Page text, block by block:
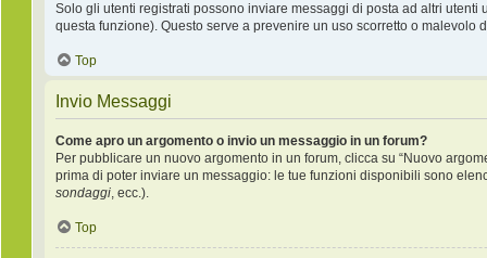
Solo gli utenti registrati possono inviare messaggi di posta ad altri
questa funzione). Questo serve a prevenire un uso scorretto o malevolo
Top
Invio Messaggi
Come apro un argomento o invio un messaggio in un forum?
Per pubblicare un nuovo argomento in un forum, clicca su “Nuovo
prima di poter inviare un messaggio: le tue funzioni disponibili sono
sondaggi, ecc.).
Top